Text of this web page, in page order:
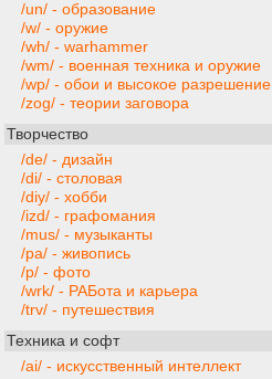
/un/ - образование
/w/ - оружие
/wh/ - warhammer
/wm/ - военная техника и оружие
/wp/ - обои и высокое разрешение
/zog/ - теории заговора
Творчество
/de/ - дизайн
/di/ - столовая
/diy/ - хобби
/izd/ - графомания
/mus/ - музыканты
/pa/ - живопись
/p/ - фото
/wrk/ - РАБота и карьера
/trv/ - путешествия
Техника и софт
/ai/ - искусственный интеллект